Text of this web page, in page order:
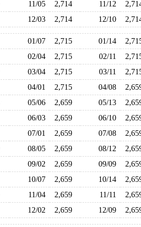
11/05 2,714 11/12
12/03 2,714 12/10
01/07 2,715 01/14
02/04 2,715 02/11
03/04 2,715 03/11
04/01 2,715 04/08
05/06 2,659 05/13
06/03 2,659 06/10
07/01 2,659 07/08
08/05 2,659 08/12
09/02 2,659 09/09
10/07 2,659 10/14
11/04 2,659 11/11
12/02 2,659 12/09